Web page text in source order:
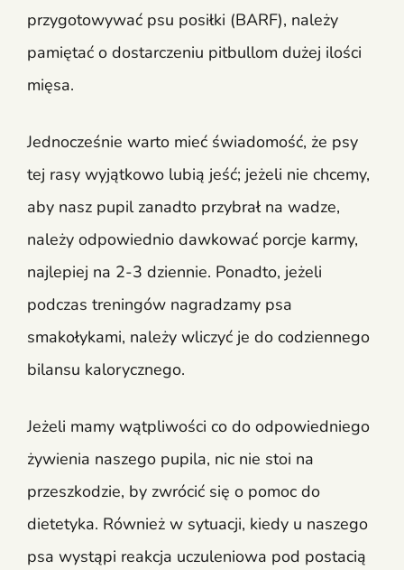
przygotowywać psu posiłki (BARF), należy
pamiętać o dostarczeniu pitbullom dużej ilości
mięsa.
Jednocześnie warto mieć świadomość, że psy
tej rasy wyjątkowo lubią jeść; jeżeli nie chcemy,
aby nasz pupil zanadto przybrał na wadze,
należy odpowiednio dawkować porcje karmy,
najlepiej na 2-3 dziennie. Ponadto, jeżeli
podczas treningów nagradzamy psa
smakołykami, należy wliczyć je do codziennego
bilansu kalorycznego.
Jeżeli mamy wątpliwości co do odpowiedniego
żywienia naszego pupila, nic nie stoi na
przeszkodzie, by zwrócić się o pomoc do
dietetyka. Również w sytuacji, kiedy u naszego
psa wystąpi reakcja uczuleniowa pod postacią